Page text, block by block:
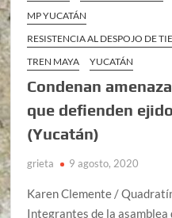
MP YUCATÁN
RESISTENCIA AL DESPOJO DE
TREN MAYA
YUCATÁN
Condenan
que defienden
(Yucatán)
grieta 9 agosto, 2020
Karen Clemente /
Integrantes de la